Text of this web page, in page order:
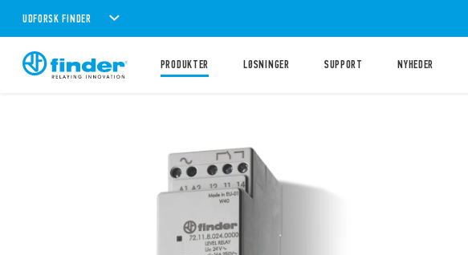
UDFORSK FINDER
PRODUKTER LØSNINGER SUPPORT NYHEDER